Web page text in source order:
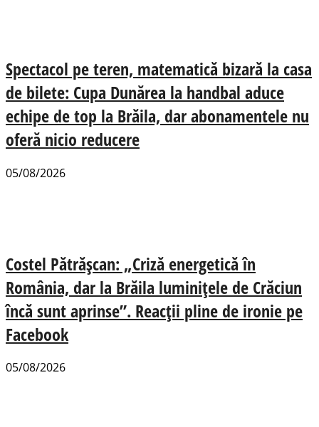
Spectacol pe teren, matematică bizară la casa
de bilete: Cupa Dunărea la handbal aduce
echipe de top la Brăila, dar abonamentele nu
oferă nicio reducere
05/08/2026
Costel Pătrășcan: „Criză energetică în
România, dar la Brăila luminițele de Crăciun
încă sunt aprinse”. Reacții pline de ironie pe
Facebook
05/08/2026